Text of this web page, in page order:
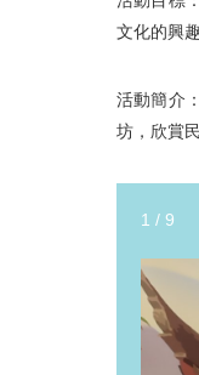
文化的興趣
活動簡介
坊，欣賞
2 / 9